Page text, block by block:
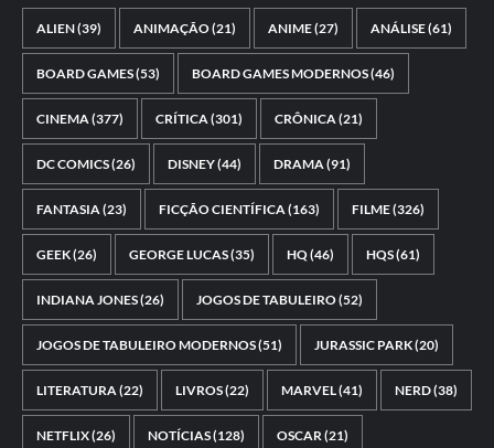
ALIEN(39) ANIMAÇÃO(21) ANIME(27) ANÁLISE(61)
BOARD GAMES(53) BOARD GAMES MODERNOS(46)
CINEMA(377) CRÍTICA(301) CRÔNICA(21)
DC COMICS(26) DISNEY(44) DRAMA(91)
FANTASIA(23) FICÇÃO CIENTÍFICA(163) FILME(326)
GEEK(26) GEORGE LUCAS(35) HQ(46) HQS(61)
INDIANA JONES(26) JOGOS DE TABULEIRO(52)
JOGOS DE TABULEIRO MODERNOS(51) JURASSIC PARK(20)
LITERATURA(22) LIVROS(22) MARVEL(41) NERD(38)
NETFLIX(26) NOTÍCIAS(128) OSCAR(21)